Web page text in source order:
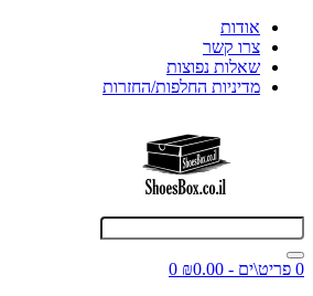
אודות
צרו קשר
שאלות נפוצות
מדיניות החלפות/החזרות
0 פריט\ים - ₪0.00
0